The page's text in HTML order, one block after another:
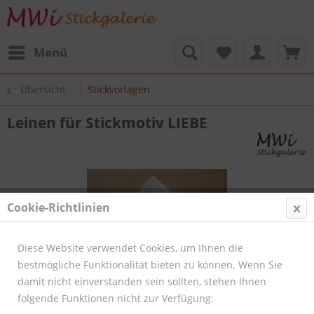
Menü
Übersicht Stickvorlagen
Leinen für Stickmotiv LIEBE
Cookie-Richtlinien
Diese Website verwendet Cookies, um Ihnen die
bestmögliche Funktionalität bieten zu können. Wenn Sie
damit nicht einverstanden sein sollten, stehen Ihnen
folgende Funktionen nicht zur Verfügung: